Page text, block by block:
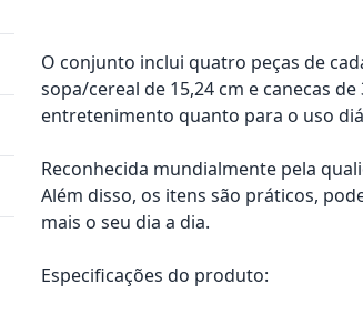
O conjunto inclui quatro peças de
sopa/cereal de 15,24 cm e canecas
entretenimento quanto para o uso
Reconhecida mundialmente pela
Além disso, os itens são práticos,
mais o seu dia a dia.
Especificações do produto: